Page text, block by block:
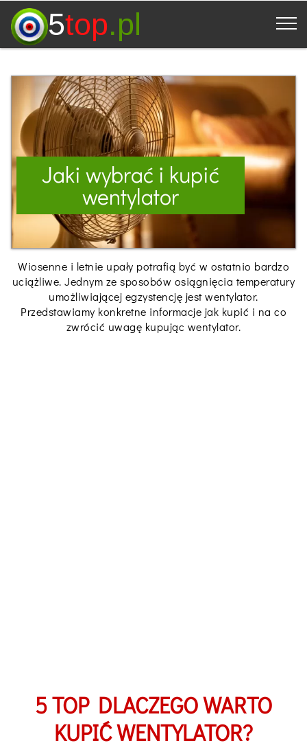
5top.pl
Jaki wybrać i kupić
wentylator
Wiosenne i letnie upały potrafią być w ostatnio bardzo
uciążliwe. Jednym ze sposobów osiągnięcia temperatury
umożliwiającej egzystencję jest wentylator.
Przedstawiamy konkretne informacje jak kupić i na co
zwrócić uwagę kupując wentylator.
5 TOP DLACZEGO WARTO
KUPIĆ WENTYLATOR?